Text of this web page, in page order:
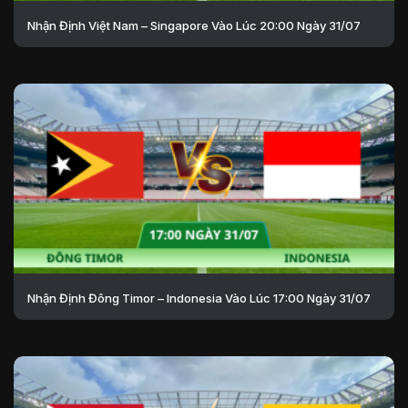
Nhận Định Việt Nam – Singapore Vào Lúc 20:00 Ngày 31/07
Nhận Định Đông Timor – Indonesia Vào Lúc 17:00 Ngày 31/07